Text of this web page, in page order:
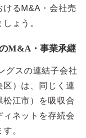
けるM&A・会社売
ょう。
M&A・事業承継
グスの連結子会社
）は、同じく連
江市）を吸収合
ネットを存続会
。